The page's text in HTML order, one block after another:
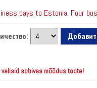
days to Estonia. Four
sobivas mõõdus toote!